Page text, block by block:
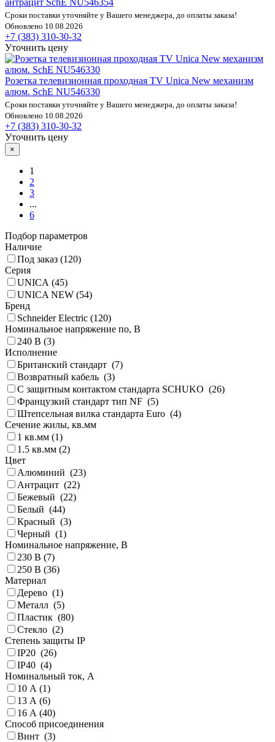
Сроки поставки уточняйте у Вашего менеджера, до оплаты заказа!
Обновлено 10.08.2026
+7 (383) 310-30-32
Уточнить цену
Розетка телевизионная проходная TV Unica New механизм
алюм. SchE NU546330
Сроки поставки уточняйте у Вашего менеджера, до оплаты заказа!
Обновлено 10.08.2026
+7 (383) 310-30-32
Уточнить цену
×
1
2
3
...
6
Подбор параметров
Наличие
Под заказ (120)
Серия
UNICA (45)
UNICA NEW (54)
Бренд
Schneider Electric (120)
Номинальное напряжение по, В
240 В (3)
Исполнение
Британский стандарт (7)
Возвратный кабель (3)
С защитным контактом стандарта SCHUKO (26)
Французкий стандарт тип NF (5)
Штепсельная вилка стандарта Euro (4)
Сечение жилы, кв.мм
1 кв.мм (1)
1.5 кв.мм (2)
Цвет
Алюминий (23)
Антрацит (22)
Бежевый (22)
Белый (44)
Красный (3)
Черный (1)
Номинальное напряжение, В
230 В (7)
250 В (36)
Материал
Дерево (1)
Металл (5)
Пластик (80)
Стекло (2)
Степень защиты IP
IP20 (26)
IP40 (4)
Номинальный ток, А
10 А (1)
13 А (6)
16 А (40)
Способ присоединения
Винт (3)